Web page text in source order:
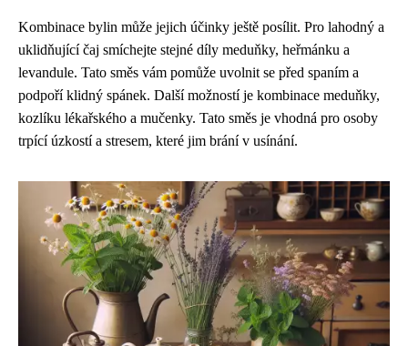
Kombinace bylin může jejich účinky ještě posílit. Pro lahodný a
uklidňující čaj smíchejte stejné díly meduňky, heřmánku a
levandule. Tato směs vám pomůže uvolnit se před spaním a
podpoří klidný spánek. Další možností je kombinace meduňky,
kozlíku lékařského a mučenky. Tato směs je vhodná pro osoby
trpící úzkostí a stresem, které jim brání v usínání.